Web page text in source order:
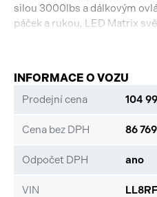
silou 3000lbs a dálkovým
páček a rukou, LED Matrix
INFORMACE O VOZU
Prodejní cena 104
Cena bez DPH 86
Odpočet DPH ano
VIN